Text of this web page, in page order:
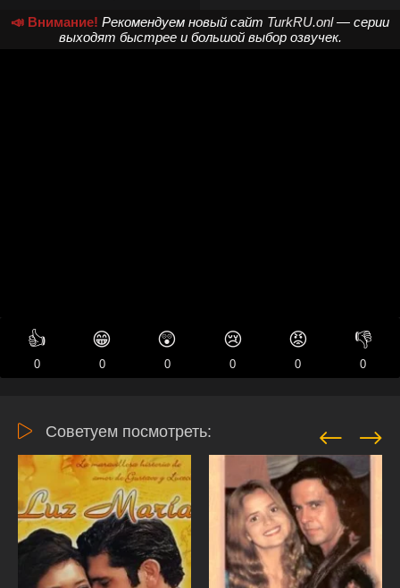
📣 Внимание! Рекомендуем новый сайт TurkRU.onl— серии
выходят быстрее и большой выбор озвучек.
👍
0
😁
0
😲
0
😢
0
😡
0
👎
0
Советуем посмотреть: